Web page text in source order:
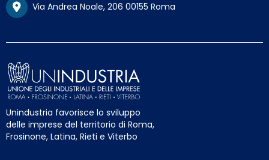
Via Andrea Noale, 206 00155 Roma
Unindustria favorisce lo sviluppo
delle imprese del territorio di Roma,
Frosinone, Latina, Rieti e Viterbo